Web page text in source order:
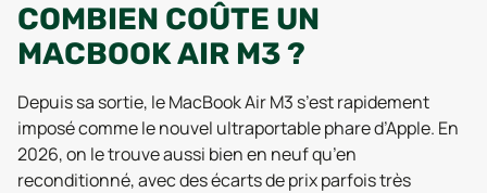
COMBIEN COÛTE UN
MACBOOK AIR M3 ?
Depuis sa sortie, le MacBook Air M3 s’est rapidement
imposé comme le nouvel ultraportable phare d’Apple. En
2026, on le trouve aussi bien en neuf qu’en
reconditionné, avec des écarts de prix parfois très